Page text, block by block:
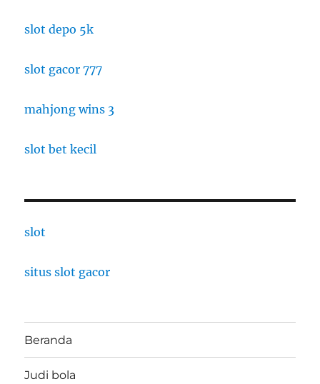
slot depo 5k
slot gacor 777
mahjong wins 3
slot bet kecil
slot
situs slot gacor
Beranda
Judi bola